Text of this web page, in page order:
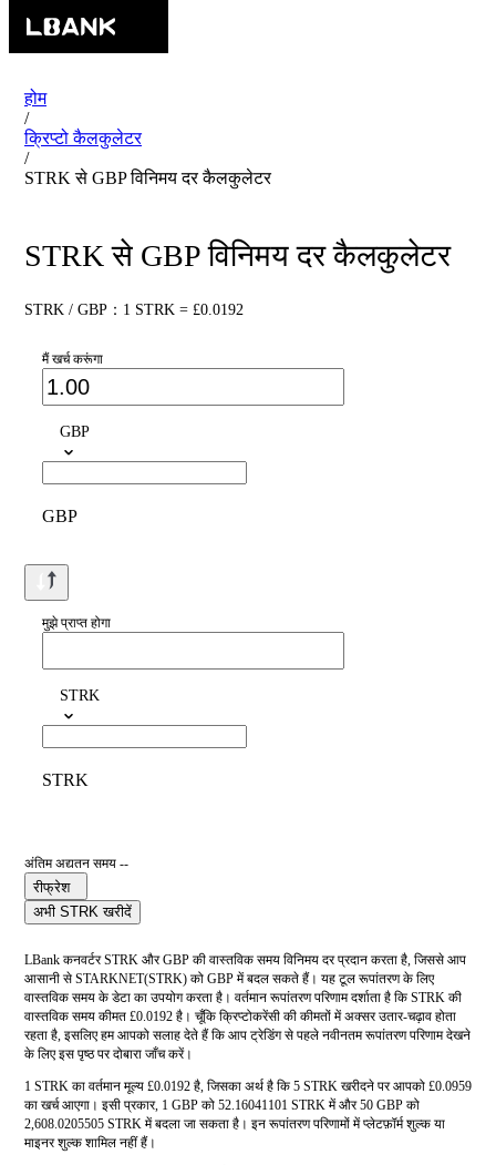
होम
/
क्रिप्टो कैलकुलेटर
/
STRK से GBP विनिमय दर कैलकुलेटर
STRK से GBP विनिमय दर कैलकुलेटर
STRK / GBP：1 STRK = £0.0192
मैं खर्च करूंगा
GBP
GBP
मुझे प्राप्त होगा
STRK
STRK
अंतिम अद्यतन समय --
रीफ्रेश
अभी STRK खरीदें
LBank कनवर्टर STRK और GBP की वास्तविक समय विनिमय दर प्रदान करता है, जिससे आप
आसानी से STARKNET(STRK) को GBP में बदल सकते हैं। यह टूल रूपांतरण के लिए
वास्तविक समय के डेटा का उपयोग करता है। वर्तमान रूपांतरण परिणाम दर्शाता है कि STRK की
वास्तविक समय कीमत £0.0192 है। चूँकि क्रिप्टोकरेंसी की कीमतों में अक्सर उतार-चढ़ाव होता
रहता है, इसलिए हम आपको सलाह देते हैं कि आप ट्रेडिंग से पहले नवीनतम रूपांतरण परिणाम देखने
के लिए इस पृष्ठ पर दोबारा जाँच करें।
1 STRK का वर्तमान मूल्य £0.0192 है, जिसका अर्थ है कि 5 STRK खरीदने पर आपको £0.0959
का खर्च आएगा। इसी प्रकार, 1 GBP को 52.16041101 STRK में और 50 GBP को
2,608.0205505 STRK में बदला जा सकता है। इन रूपांतरण परिणामों में प्लेटफ़ॉर्म शुल्क या
माइनर शुल्क शामिल नहीं हैं।